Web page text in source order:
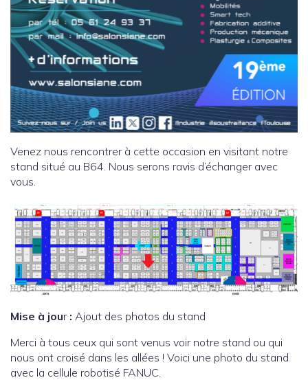
Venez nous rencontrer à cette occasion en visitant notre
stand situé au B64. Nous serons ravis d’échanger avec
vous.
Mise à jour: Ajout des photos du stand
Merci à tous ceux qui sont venus voir notre stand ou qui
nous ont croisé dans les allées ! Voici une photo du stand
avec la cellule robotisé FANUC.